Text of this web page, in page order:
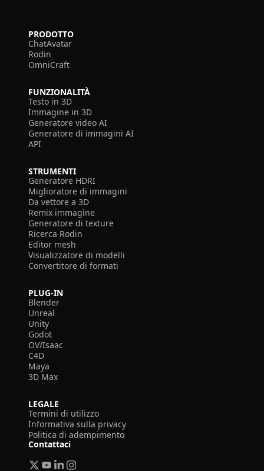
PRODOTTO
ChatAvatar
Rodin
OmniCraft
FUNZIONALITÀ
Testo in 3D
Immagine in 3D
Generatore video AI
Generatore di immagini AI
API
STRUMENTI
Generatore HDRI
Miglioratore di immagini
Da vettore a 3D
Remix immagine
Generatore di texture
Ricerca Rodin
Editor mesh
Visualizzatore di modelli
Convertitore di formati
PLUG-IN
Blender
Unreal
Unity
Godot
OV/Isaac
C4D
Maya
3D Max
LEGALE
Termini di utilizzo
Informativa sulla privacy
Politica di adempimento
Contattaci